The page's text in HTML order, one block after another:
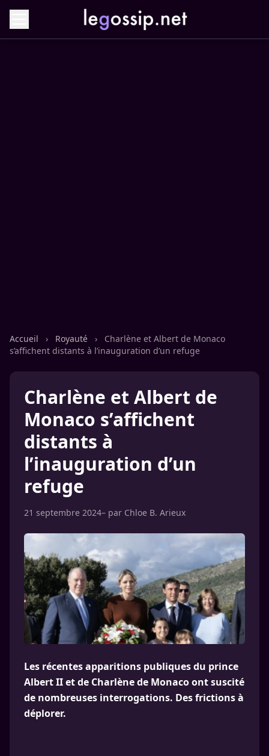
Accueil › Royauté ›
Charlène et Albert de Monaco
s’affichent distants à l’inauguration d’un refuge
Charlène et Albert de
Monaco s’affichent
distants à
l’inauguration d’un
refuge
21 septembre 2024– par Chloe B. Arieux
Les récentes apparitions publiques du prince
Albert II et de Charlène de Monaco ont suscité
de nombreuses interrogations. Des frictions à
déplorer.